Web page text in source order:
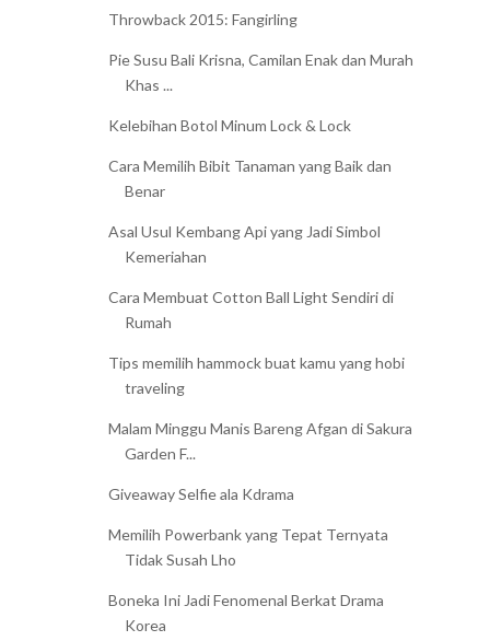
Throwback 2015: Fangirling
Pie Susu Bali Krisna, Camilan Enak dan Murah
Khas ...
Kelebihan Botol Minum Lock & Lock
Cara Memilih Bibit Tanaman yang Baik dan
Benar
Asal Usul Kembang Api yang Jadi Simbol
Kemeriahan
Cara Membuat Cotton Ball Light Sendiri di
Rumah
Tips memilih hammock buat kamu yang hobi
traveling
Malam Minggu Manis Bareng Afgan di Sakura
Garden F...
Giveaway Selfie ala Kdrama
Memilih Powerbank yang Tepat Ternyata
Tidak Susah Lho
Boneka Ini Jadi Fenomenal Berkat Drama
Korea